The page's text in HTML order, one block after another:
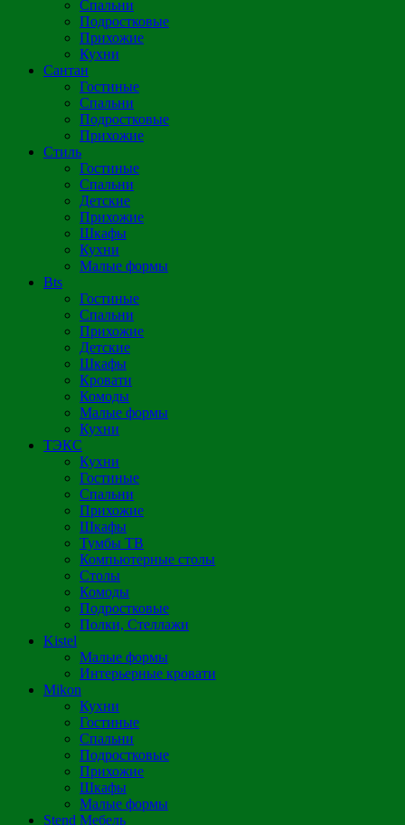
Спальни
Подростковые
Прихожие
Кухни
Сантан
Гостиные
Спальни
Подростковые
Прихожие
Стиль
Гостиные
Спальни
Детские
Прихожие
Шкафы
Кухни
Малые формы
Bts
Гостиные
Спальни
Прихожие
Детские
Шкафы
Кровати
Комоды
Малые формы
Кухни
ТЭКС
Кухни
Гостиные
Спальни
Прихожие
Шкафы
Тумбы ТВ
Компьютерные столы
Столы
Комоды
Подростковые
Полки, Стеллажи
Kistel
Малые формы
Интерьерные кровати
Mikon
Кухни
Гостиные
Спальни
Подростковые
Прихожие
Шкафы
Малые формы
Stend Мебель